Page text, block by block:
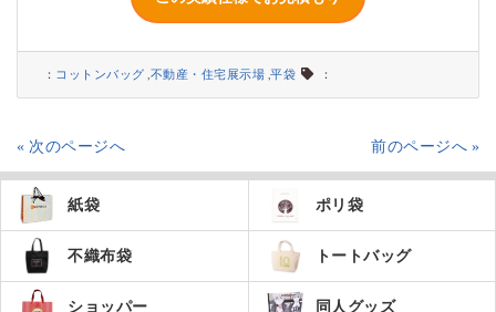
： コットンバッグ 不動産・住宅展示場 平袋 ：
« 次のページへ 前のページへ »
紙袋 ポリ袋
不織布袋 トートバッグ
ショッパー 同人グッズ